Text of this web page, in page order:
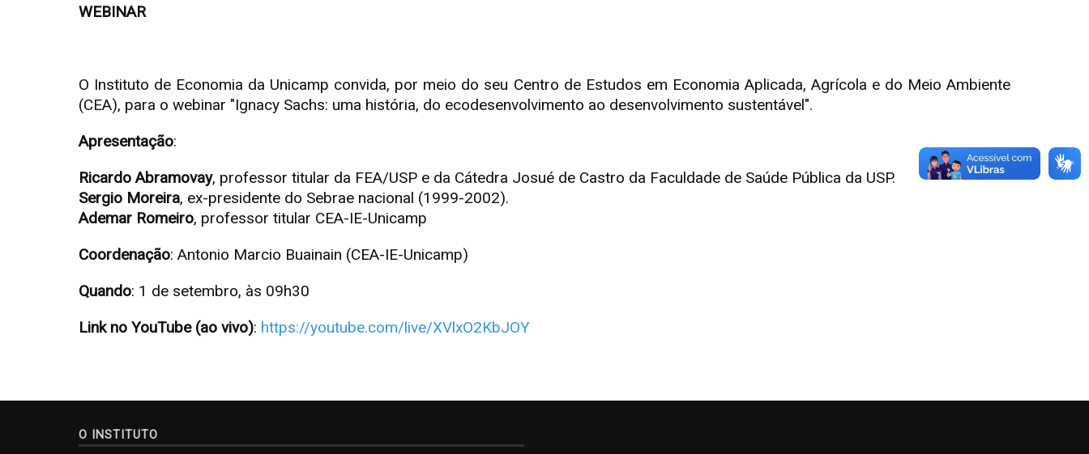
WEBINAR
O Instituto de Economia da Unicamp convida, por meio do seu Centro de Estudos em Economia Aplicada, Agrícola e do Meio Ambiente
(CEA), para o webinar "Ignacy Sachs: uma história, do ecodesenvolvimento ao desenvolvimento sustentável".
Apresentação:
Ricardo Abramovay, professor titular da FEA/USP e da Cátedra Josué de Castro da Faculdade de Saúde Pública da USP.
Sergio Moreira, ex-presidente do Sebrae nacional (1999-2002).
Ademar Romeiro, professor titular CEA-IE-Unicamp
Coordenação: Antonio Marcio Buainain (CEA-IE-Unicamp)
Quando: 1 de setembro, às 09h30
Link no YouTube (ao vivo): https://youtube.com/live/XVlxO2KbJOY
O INSTITUTO